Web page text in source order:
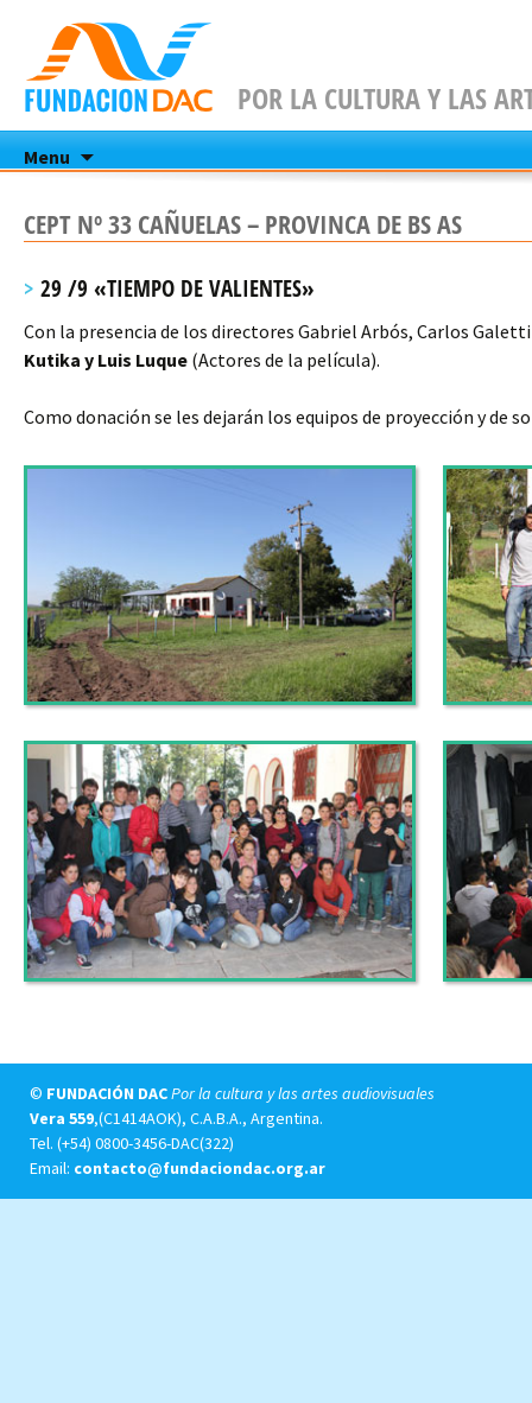
POR LA CULTURA Y LAS
Menu
Skip
to
CEPT Nº 33 CAÑUELAS – PROVINCA DE BS AS
29 /9 «TIEMPO DE VALIENTES»
Con la presencia de los directores Gabriel Arbós, Carlos
Kutika y Luis Luque (Actores de la película).
Como donación se les dejarán los equipos de proyección y de
© FUNDACIÓN DACPor la cultura y las artes audiovisuales
Vera 559,(C1414AOK), C.A.B.A., Argentina.
Tel. (+54) 0800-3456-DAC(322)
Email: contacto@fundaciondac.org.ar